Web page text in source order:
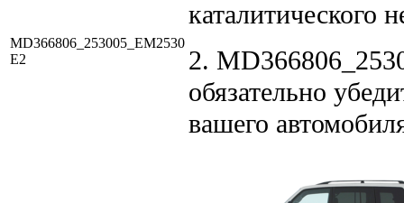
MD366806_253005_EM2530
E2
каталитического
2.
обязательно
вашего